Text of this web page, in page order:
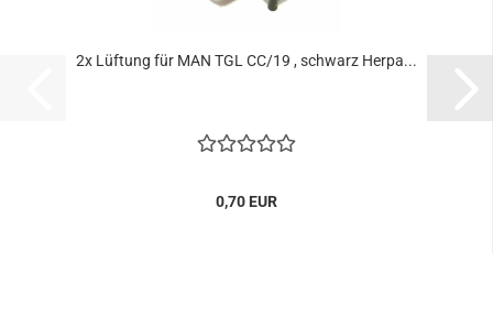
2x Lüftung für MAN TGL CC/19 , schwarz Herpa...
0,70 EUR